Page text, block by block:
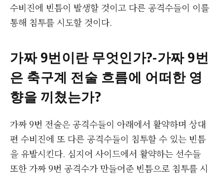
수비진에 빈틈이 발생할 것이고 다른 공격수들이 이를
통해 침투를 시도할 것이다.
가짜 9번이란 무엇인가?-가짜 9번
은 축구계 전술 흐름에 어떠한 영
향을 끼쳤는가?
가짜 9번 전술은 공격수들이 아래에서 활약하며 상대
편 수비진에 또 다른 공격수들이 침투할 수 있는 빈틈
을 유발시킨다. 심지어 사이드에서 활약하는 선수들
또한 가짜 9번 공격수가 만들어준 빈틈으로 침투를 시